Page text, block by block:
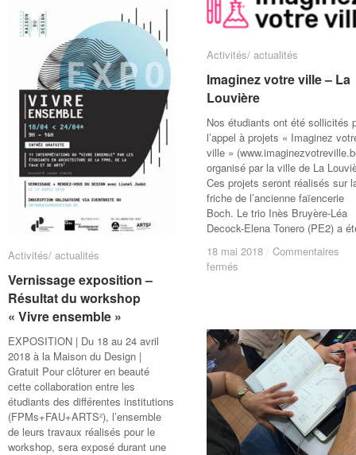
Activités/ actualités
Imaginez votre ville – La
Louvière
Nos étudiants ont été sollicités
l’appel à projets « Imaginez
ville »
organisé par la ville de La
Ces projets seront réalisés sur
friche de l’ancienne faïencerie
Boch. Le trio Inès Bruyère-Léa
Decock-Elena Tonero (PE2) a
18 mai 2018 / Commentaires
fermés
–
La
Louvière
Activités/ actualités
Imaginez votre ville – La
Louvière
18 mai 2018 / Commentaires
fermés
–
La
Louvière
Activités/ actualités
Vernissage exposition –
Résultat du workshop
« Vivre ensemble »
EXPOSITION | Du 18 au 24 avril
2018 à la Maison du Design |
Gratuit Pour clôturer en beauté
cette collaboration entre les
étudiants des différentes institutions
(FPMs+FAU+ARTS²), l’ensemble
de leurs travaux réalisés pour le
workshop, sera exposé durant une
Activités/ actualités
Vernissage exposition –
Résultat du workshop
« Vivre ensemble »